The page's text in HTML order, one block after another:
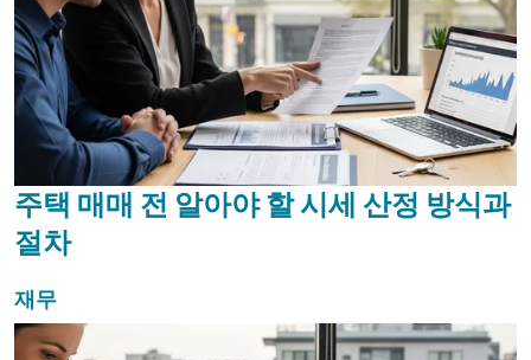
주택 매매 전 알아야 할 시세 산정 방식과
절차
재무